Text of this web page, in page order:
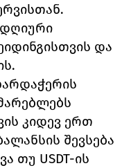
და
კიდევ ერთ
შევსება
თუ USDT-ის